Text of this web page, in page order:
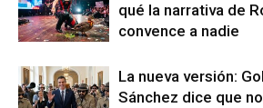
qué la narrativa de
convence a nadie
La nueva versión:
Sánchez dice que